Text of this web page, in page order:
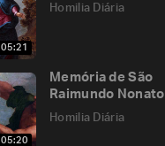
05:21
Homilia Diária
05:20
Memória de São
Raimundo Nonato
Homilia Diária